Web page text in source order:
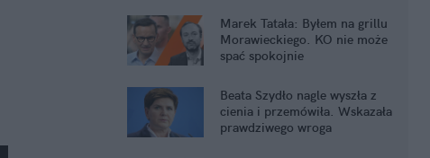
Marek Tatała: Byłem na grillu
Morawieckiego. KO nie może
spać spokojnie
Beata Szydło nagle wyszła z
cienia i przemówiła. Wskazała
prawdziwego wroga